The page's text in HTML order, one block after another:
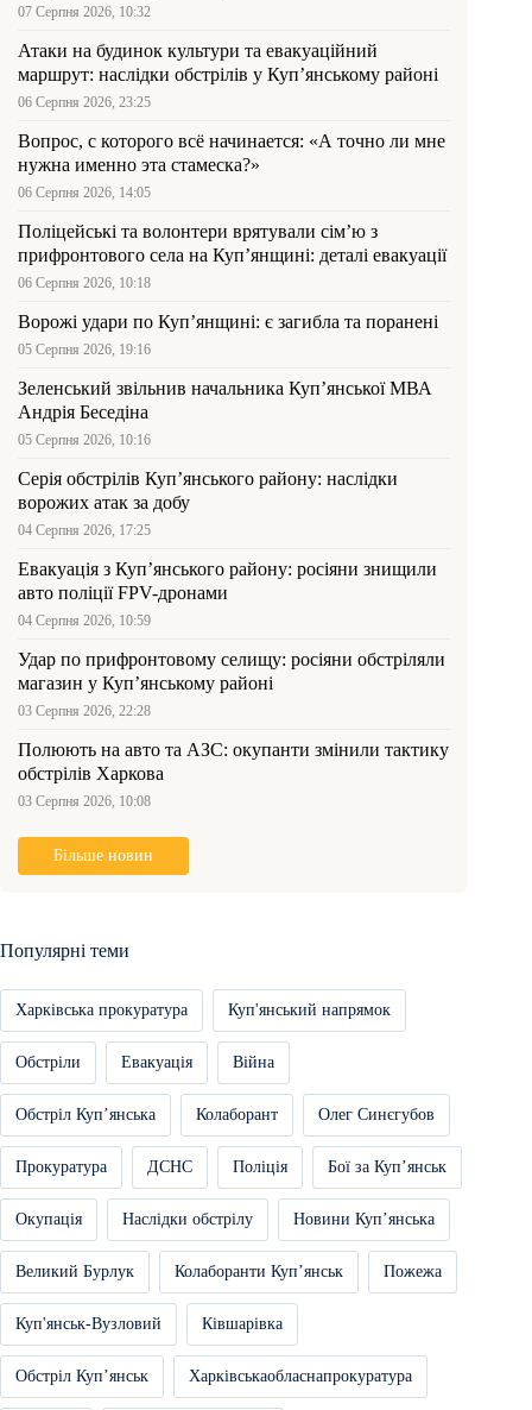
07 Серпня 2026, 10:32
Атаки на будинок культури та евакуаційний
маршрут: наслідки обстрілів у Куп’янському районі
06 Серпня 2026, 23:25
Вопрос, с которого всё начинается: «А точно ли мне
нужна именно эта стамеска?»
06 Серпня 2026, 14:05
Поліцейські та волонтери врятували сім’ю з
прифронтового села на Куп’янщині: деталі евакуації
06 Серпня 2026, 10:18
Ворожі удари по Куп’янщині: є загибла та поранені
05 Серпня 2026, 19:16
Зеленський звільнив начальника Купʼянської МВА
Андрія Беседіна
05 Серпня 2026, 10:16
Серія обстрілів Куп’янського району: наслідки
ворожих атак за добу
04 Серпня 2026, 17:25
Евакуація з Куп’янського району: росіяни знищили
авто поліції FPV-дронами
04 Серпня 2026, 10:59
Удар по прифронтовому селищу: росіяни обстріляли
магазин у Куп’янському районі
03 Серпня 2026, 22:28
Полюють на авто та АЗС: окупанти змінили тактику
обстрілів Харкова
03 Серпня 2026, 10:08
Більше новин
Популярні теми
Харківська прокуратура Куп'янський напрямок
Обстріли Евакуація Війна
Обстріл Купʼянська Колаборант Олег Синєгубов
Прокуратура ДСНС Поліція Бої за Купʼянськ
Окупація Наслідки обстрілу Новини Купʼянська
Великий Бурлук Колаборанти Купʼянськ Пожежа
Куп'янськ-Вузловий Ківшарівка
Обстріл Купʼянськ Харківськаобласнапрокуратура